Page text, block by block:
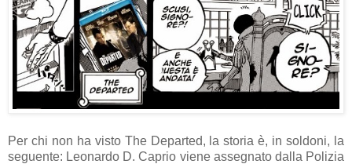
Per chi non ha visto The Departed, la storia è, in soldoni, la
seguente: Leonardo D. Caprio viene assegnato dalla Polizia